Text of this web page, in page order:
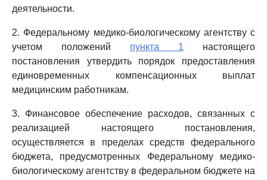
деятельности.
2. Федеральному медико-биологическому агентству с
учетом положений пункта 1 настоящего
постановления утвердить порядок предоставления
единовременных компенсационных выплат
медицинским работникам.
3. Финансовое обеспечение расходов, связанных с
реализацией настоящего постановления,
осуществляется в пределах средств федерального
бюджета, предусмотренных Федеральному медико-
биологическому агентству в федеральном бюджете на